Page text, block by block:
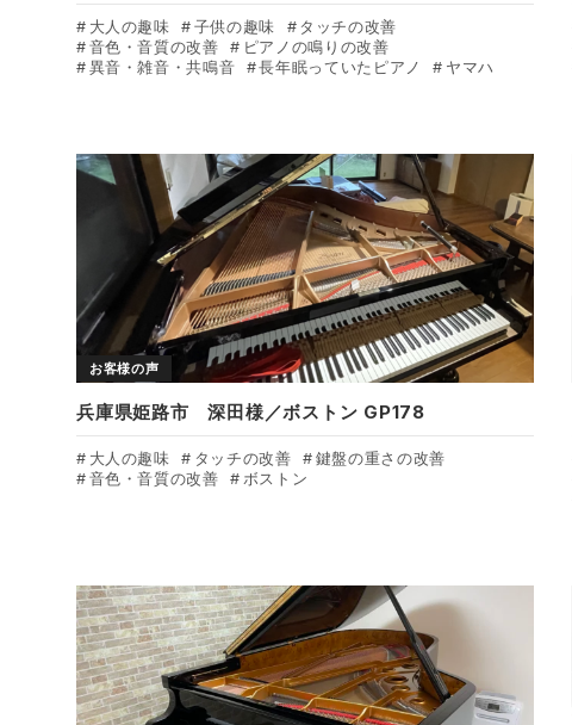
大人の趣味 子供の趣味
タッチの改善
音色・音質の改善
ピアノの鳴りの改善
異音・雑音・共鳴音
長年眠っていたピアノ ヤマハ
お客様の声
兵庫県姫路市 深田様／ボストン GP178
大人の趣味 タッチの改善
鍵盤の重さの改善
音色・音質の改善
ボストン